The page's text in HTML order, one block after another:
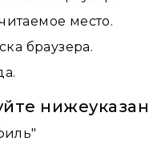
место.
браузера.